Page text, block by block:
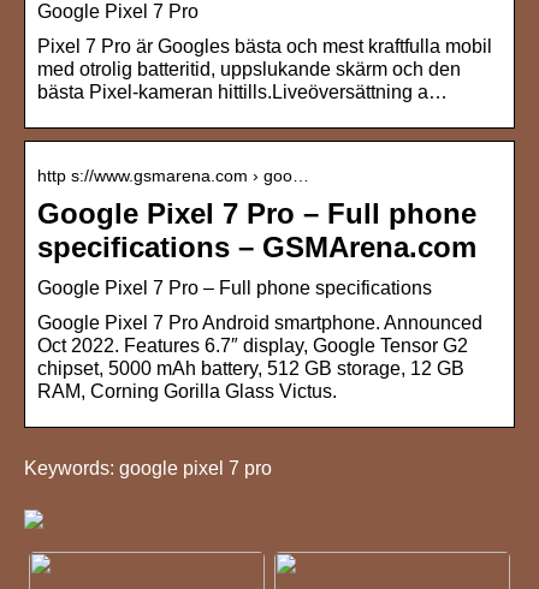
Google Pixel 7 Pro
Pixel 7 Pro är Googles bästa och mest kraftfulla mobil
med otrolig batteritid, uppslukande skärm och den
bästa Pixel-kameran hittills.Liveöversättning a…
http s://www.gsmarena.com › goo…
Google Pixel 7 Pro – Full phone
specifications – GSMArena.com
Google Pixel 7 Pro – Full phone specifications
Google Pixel 7 Pro Android smartphone. Announced
Oct 2022. Features 6.7″ display, Google Tensor G2
chipset, 5000 mAh battery, 512 GB storage, 12 GB
RAM, Corning Gorilla Glass Victus.
Keywords: google pixel 7 pro